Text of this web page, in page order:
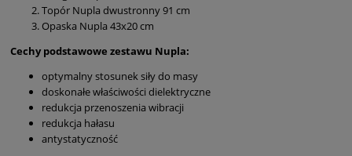
Topór Nupla dwustronny 91 cm
Opaska Nupla 43x20 cm
Cechy podstawowe zestawu Nupla:
optymalny stosunek siły do masy
doskonałe właściwości dielektryczne
redukcja przenoszenia wibracji
redukcja hałasu
antystatyczność